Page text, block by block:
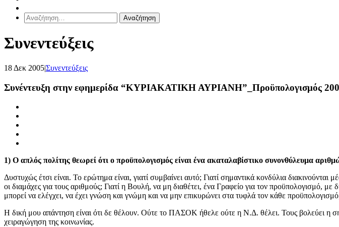
Αναζήτηση
για:
Συνεντεύξεις
18 Δεκ 2005|Συνεντεύξεις
Συνέντευξη στην εφημερίδα “ΚΥΡΙΑΚΑΤΙΚΗ ΑΥΡΙΑΝΗ”_Προϋπολογισμός
1) Ο απλός πολίτης θεωρεί ότι ο προϋπολογισμός είναι ένα ακαταλαβίστικο συνονθύλευμα
Δυστυχώς έτσι είναι. Το ερώτημα είναι, γιατί συμβαίνει αυτό; Γιατί σημαντικά κονδύλια
οι διαμάχες για τους αριθμούς; Γιατί η Βουλή, να μη διαθέτει, ένα Γραφείο για τον προϋπολογισμό,
μπορεί να ελέγχει, να έχει γνώση και γνώμη και να μην επικυρώνει στα τυφλά τον κάθε
Η δική μου απάντηση είναι ότι δε θέλουν. Ούτε το ΠΑΣΟΚ ήθελε ούτε η Ν.Δ. θέλει. Τους βολεύει η
χειραγώγηση της κοινωνίας.